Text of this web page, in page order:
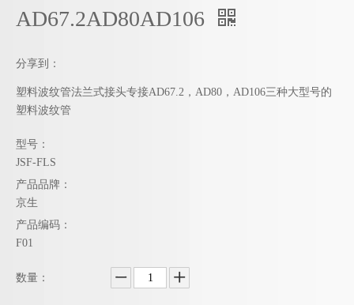
AD67.2AD80AD106
分享到：
塑料波纹管法兰式接头专接AD67.2，AD80，AD106三种大型号的
塑料波纹管
型号：
JSF-FLS
产品品牌：
京生
产品编码：
F01
数量：